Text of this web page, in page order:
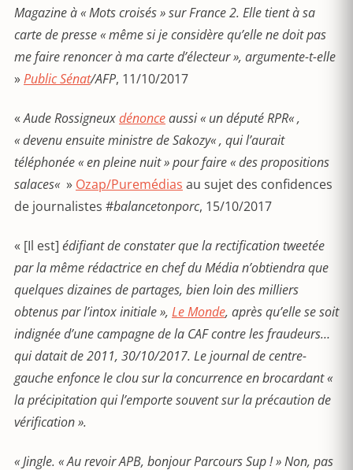
Magazine à « Mots croisés » sur France 2. Elle tient à sa
carte de presse « même si je considère qu’elle ne doit pas
me faire renoncer à ma carte d’électeur », argumente-t-elle
»Public Sénat/AFP, 11/10/2017
«Aude Rossigneuxdénonceaussi « un député RPR« ,
«devenu ensuite ministre de Sakozy« , qui l’aurait
téléphonée «en pleine nuit» pour faire «des propositions
salaces« » Ozap/Puremédias au sujet des confidences
de journalistes #balancetonporc, 15/10/2017
« [Il est] édifiant de constater que la rectification tweetée
par la même rédactrice en chef duMédian’obtiendra que
quelques dizaines de partages, bien loin des milliers
obtenus par l’intox initiale », Le Monde, après qu’elle se soit
indignée d’une campagne de la CAF contre les fraudeurs…
qui datait de 2011, 30/10/2017. Le journal de centre-
gauche enfonce le clou sur la concurrence en brocardant «
la précipitation qui l’emporte souvent sur la précaution de
vérification ».
«Jingle. « Au revoir APB, bonjour Parcours Sup ! » Non, pas